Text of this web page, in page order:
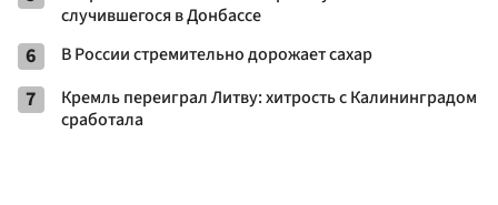
случившегося в Донбассе
6 В России стремительно дорожает сахар
7
Кремль переиграл Литву: хитрость с Калининградом
сработала